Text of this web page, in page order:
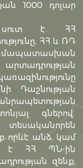
1000 դոլար
է. ՀՀ
ՀՀ և ՌԴ
Դաշնության
գներով։
որևէ անձ, կամ
է ՀՀ ՊՆ-ին
զենք,